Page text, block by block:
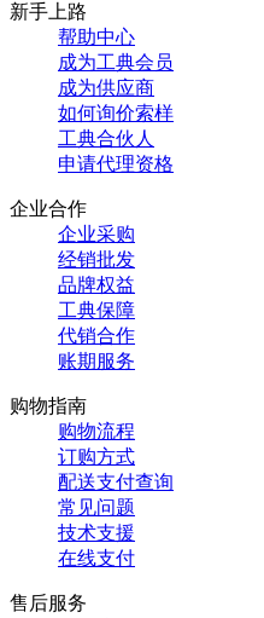
新手上路
帮助中心
成为工典会员
成为供应商
如何询价索样
工典合伙人
申请代理资格
企业合作
企业采购
经销批发
品牌权益
工典保障
代销合作
账期服务
购物指南
购物流程
订购方式
配送支付查询
常见问题
技术支援
在线支付
售后服务